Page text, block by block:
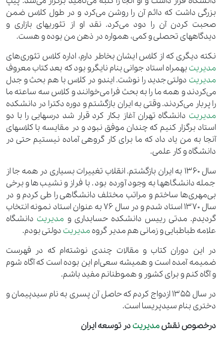
بزرگی داشت که دائم آن را روشن می‌کرد و در طول کلاس ضمن
صحبت کردن آن را دود می‌کرد. نقد او از تئوریهای بازاری و
دیدگاههای تحصلی و کمی، همواره در ذهن من بوده و هست.
نکته دیگری که از کلاس ایشان بخاطر دارم، اداره کلاس تئوری‌های
مدیریت بهمراه استاد جوانی بنام نایگرو بود که بعد کتاب معروف
مدیریت دولتی جدید را نوشت. ایندو در کلاس با هم بحث و جدل
می‌کردند و همه ما را به بحث فرا می‌خوانند و کلاس سه ساعته ما
را پربار می‌کردند. وقتی به ایران بازگشتم و دوره دکترا در دانشکده
مدیریت دانشگاه تهران آغاز بکار کرد قرار شد درسهایی را با دو
استاد برگزار کنیم که چندان موفق نبود و در مقایسه با کلاسهای
آنجا به من یاد داد که ما برای کار گروهی آماده نیستیم حتی در
دانشگاه و کار علمی.
سال 1360 به ایران بازگشتم. انقلاب تغییرات بسیاری در همه جا از
جمله دانشگاهها به وجود آورده بود. با فراز و نشیب‌ها و برخی
بی‌مهری‌ها ساختم و مراتب مختلف دانشگاهی را طی کردم و در
سال 1370 استاد شدم و در سال 76 به عنوان استاد نمونه انتخاب
گردیدم. مدتی رییس دانشکده حسابداری و مدیریت دانشگاه
علامه طباطبایی و زمانی هم مدیر گروه مدیریت دولتی بودم.
در این دوران کتاب و مقالات چندی نوشته‌‌ام که در فهرست
ضمیمه آمده است و همیشه سعی‌ام این بوده است که آگاه شوم
و آگاه کنم و برای کشور و هموطنانم مفید باشم.
در سال 1355 ازدواج کردم که حاصل آن پسری به نام سیدپیمان و
دختری بنام سیدپریسا است.
درخصوص نقشمدیریتدر توسعه ایران